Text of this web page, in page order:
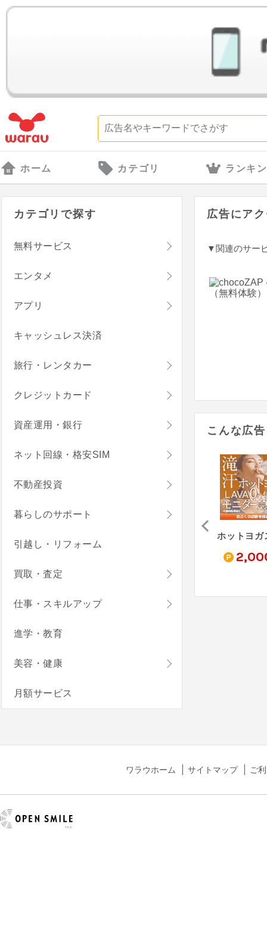
ホーム カテゴリ ランキ
広告にア
▼関連のサー
こんな広
カテゴリで探す
無料サービス
エンタメ
アプリ
キャッシュレス決済
旅行・レンタカー
クレジットカード
資産運用・銀行
ネット回線・格安SIM
不動産投資
暮らしのサポート
引越し・リフォーム
買取・査定
仕事・スキルアップ
進学・教育
美容・健康
月額サービス
ワラウホーム サイトマップ ご